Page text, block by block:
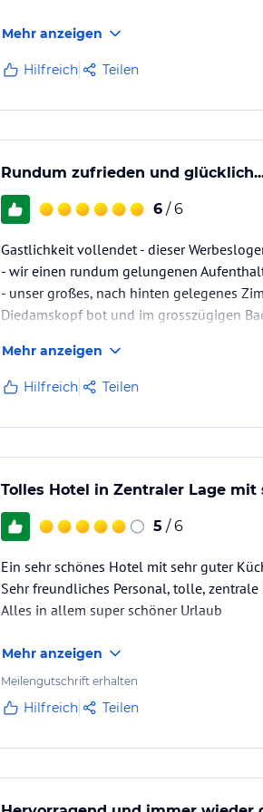
Mehr anzeigen
Hilfreich Teilen
Rundum zufrieden und
6 / 6
Gastlichkeit vollendet - dieser
- wir einen rundum gelungenen
- unser großes, nach hinten gelegenes
Diedamskopf bot und im grosszügigen
- Frühstücksbüfett und Abendmenü
- auf Lebensmittelunverträglichkeiten…
Mehr anzeigen
Hilfreich Teilen
Tolles Hotel in Zentraler Lage
5 / 6
Ein sehr schönes Hotel mit sehr guter
Sehr freundliches Personal, tolle, zentrale
Alles in allem super schöner Urlaub
Mehr anzeigen
Meilengutschrift erhalten
Hilfreich Teilen